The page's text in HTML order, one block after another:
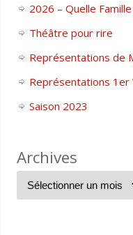
2026 – Quelle Famille
Théâtre pour rire
Représentations de
Représentations 1er
Saison 2023
Archives